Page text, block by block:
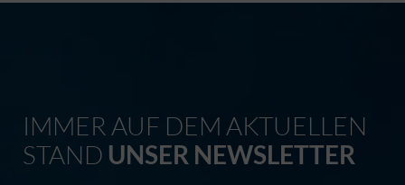
IMMER AUF DEM AKTUELLEN
STAND UNSER NEWSLETTER